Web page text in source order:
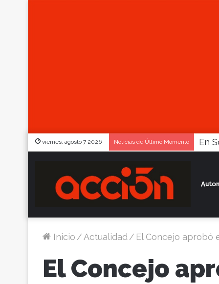
viernes, agosto 7 2026 Noticias de Último Momento
Inicio / Actualidad / El Concejo aprobó
El Concejo